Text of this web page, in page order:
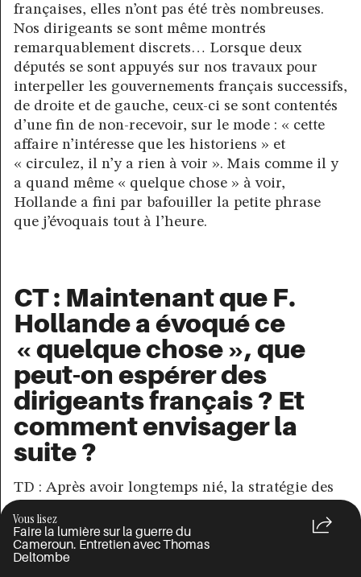
Vous lisez
Faire la lumière sur la guerre du
Cameroun. Entretien avec Thomas
Deltombe
françaises, elles n’ont pas été très nombreuses.
Nos dirigeants se sont même montrés
remarquablement discrets… Lorsque deux
députés se sont appuyés sur nos travaux pour
interpeller les gouvernements français successifs,
de droite et de gauche, ceux-ci se sont contentés
d’une fin de non-recevoir, sur le mode : « cette
affaire n’intéresse que les historiens » et
« circulez, il n’y a rien à voir ». Mais comme il y
a quand même « quelque chose » à voir,
Hollande a fini par bafouiller la petite phrase
que j’évoquais tout à l’heure.
CT : Maintenant que F.
Hollande a évoqué ce
« quelque chose », que
peut-on espérer des
dirigeants français ? Et
comment envisager la
suite ?
TD : Après avoir longtemps nié, la stratégie des
autorités françaises consiste dorénavant à
minimiser l’implication de la France dans le
crime colonial que constitue cette guerre du
Cameroun. Pour ce faire, elles cherchent à faire